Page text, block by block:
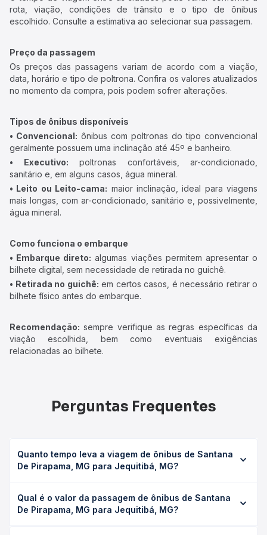
rota, viação, condições de trânsito e o tipo de ônibus
escolhido. Consulte a estimativa ao selecionar sua passagem.
Preço da passagem
Os preços das passagens variam de acordo com a viação,
data, horário e tipo de poltrona. Confira os valores atualizados
no momento da compra, pois podem sofrer alterações.
Tipos de ônibus disponíveis
• Convencional: ônibus com poltronas do tipo convencional
geralmente possuem uma inclinação até 45º e banheiro.
• Executivo: poltronas confortáveis, ar-condicionado,
sanitário e, em alguns casos, água mineral.
• Leito ou Leito-cama: maior inclinação, ideal para viagens
mais longas, com ar-condicionado, sanitário e, possivelmente,
água mineral.
Como funciona o embarque
• Embarque direto: algumas viações permitem apresentar o
bilhete digital, sem necessidade de retirada no guichê.
• Retirada no guichê: em certos casos, é necessário retirar o
bilhete físico antes do embarque.
Recomendação: sempre verifique as regras específicas da
viação escolhida, bem como eventuais exigências
relacionadas ao bilhete.
Perguntas Frequentes
Quanto tempo leva a viagem de ônibus de Santana
De Pirapama, MG para Jequitibá, MG?
Jequitibá, MG leva em média 0 horas, podendo variar
conforme a viação, o tipo de serviço (convencional,
Qual é o valor da passagem de ônibus de Santana
De Pirapama, MG para Jequitibá, MG?